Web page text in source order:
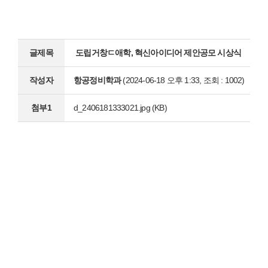
글제목 도립거창ㄷ애학, 혁신아이디어 제안공모 시상식
작성자 항공정비학과(2024-06-18 오후 1:33, 조회 : 1002)
첨부1 d_2406181333021.jpg (KB)